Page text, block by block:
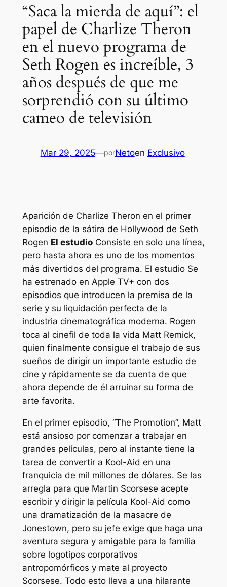
“Saca la mierda de aquí”: el
papel de Charlize Theron
en el nuevo programa de
Seth Rogen es increíble, 3
años después de que me
sorprendió con su último
cameo de televisión
Mar 29, 2025—porNetoen Exclusivo
Aparición de Charlize Theron en el primer
episodio de la sátira de Hollywood de Seth
Rogen El estudioConsiste en solo una línea,
pero hasta ahora es uno de los momentos
más divertidos del programa. El estudioSe
ha estrenado en Apple TV+ con dos
episodios que introducen la premisa de la
serie y su liquidación perfecta de la
industria cinematográfica moderna. Rogen
toca al cinefil de toda la vida Matt Remick,
quien finalmente consigue el trabajo de sus
sueños de dirigir un importante estudio de
cine y rápidamente se da cuenta de que
ahora depende de él arruinar su forma de
arte favorita.
En el primer episodio, “The Promotion”, Matt
está ansioso por comenzar a trabajar en
grandes películas, pero al instante tiene la
tarea de convertir a Kool-Aid en una
franquicia de mil millones de dólares. Se las
arregla para que Martin Scorsese acepte
escribir y dirigir la película Kool-Aid como
una dramatización de la masacre de
Jonestown, pero su jefe exige que haga una
aventura segura y amigable para la familia
sobre logotipos corporativos
antropomórficos y mate al proyecto
Scorsese. Todo esto lleva a una hilarante